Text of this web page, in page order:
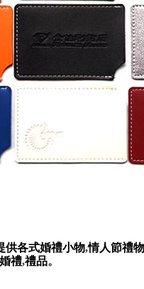
供各式婚禮小物,情人節禮物
婚禮,禮品。